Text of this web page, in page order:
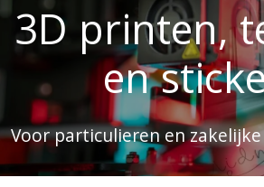
hoofdinhoud
3D printen,
en
Voor particulieren en